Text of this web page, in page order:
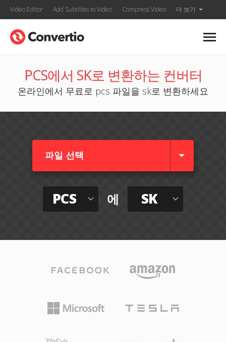
Video Editor Add Subtitles to Video Compress Video 더 보기
PCS에서 SK로 변환하는 컨버터
온라인에서 무료로 pcs 파일을 sk로 변환하세요
파일 선택
PCS 에 SK